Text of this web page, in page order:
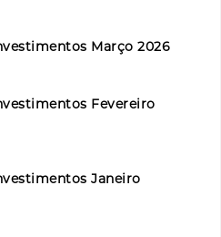
Março 2026
Fevereiro
Janeiro